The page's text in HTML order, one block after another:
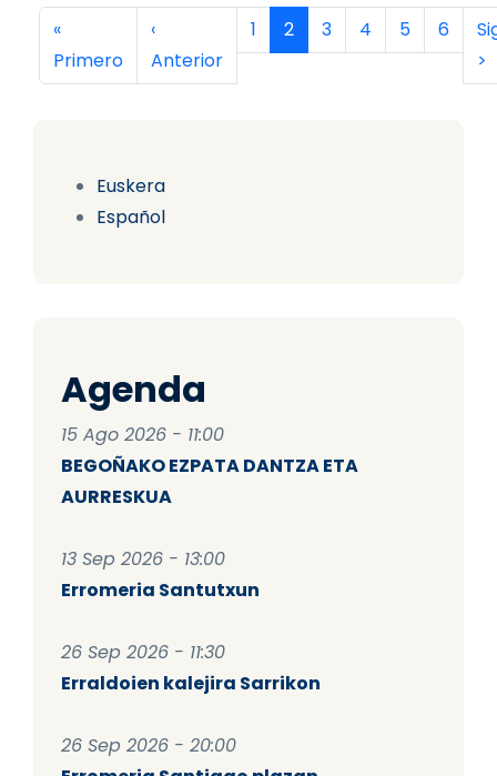
Euskera
Español
Agenda
15 Ago 2026 - 11:00
BEGOÑAKO EZPATA DANTZA ETA
AURRESKUA
13 Sep 2026 - 13:00
Erromeria Santutxun
26 Sep 2026 - 11:30
Erraldoien kalejira Sarrikon
26 Sep 2026 - 20:00
Paginación
Primera página
«
Primero
Página anterior
‹
Anterior
Página
1 Página actual
2 Página
3 Página
4 Página
5 Página
6
>